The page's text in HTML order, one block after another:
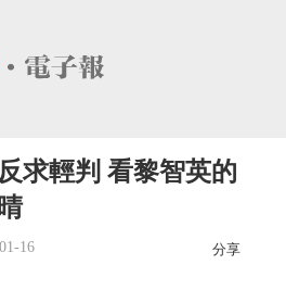
求輕判 看黎智英的
16 分享